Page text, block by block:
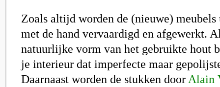
Zoals altijd worden de (nieuwe) meubels
met de hand vervaardigd en afgewerkt.
natuurlijke vorm van het gebruikte hout
je interieur dat imperfecte maar
Daarnaast worden de stukken door Alain